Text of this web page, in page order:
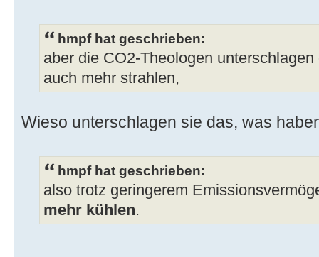
hmpf hat geschrieben:
aber die CO2-Theologen
auch mehr strahlen,
Wieso unterschlagen sie das, was
hmpf hat geschrieben:
also trotz geringerem
mehr kühlen.